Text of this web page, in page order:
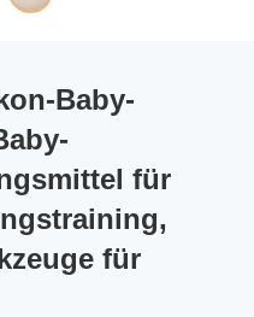
Baby-
für
für